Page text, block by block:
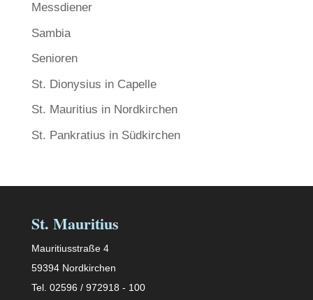
Messdiener
Sambia
Senioren
St. Dionysius in Capelle
St. Mauritius in Nordkirchen
St. Pankratius in Südkirchen
St. Mauritius
Mauritiusstraße 4
59394 Nordkirchen
Tel. 02596 / 972918 - 100